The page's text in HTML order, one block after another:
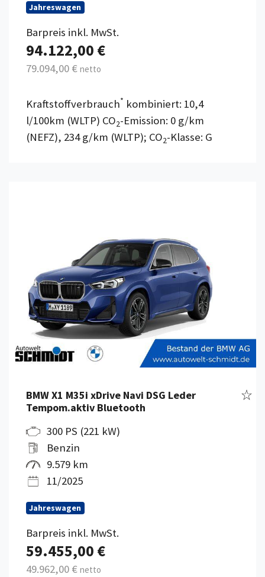
Jahreswagen
Barpreis inkl. MwSt.
94.122,00 €
79.094,00 € netto
Kraftstoffverbrauch* kombiniert: 10,4
l/100km (WLTP) CO2-Emission: 0 g/km
(NEFZ), 234 g/km (WLTP); CO2-Klasse: G
BMW X1 M35i xDrive Navi DSG Leder
Tempom.aktiv Bluetooth
300 PS (221 kW)
Benzin
9.579 km
11/2025
Jahreswagen
Barpreis inkl. MwSt.
59.455,00 €
49.962,00 € netto